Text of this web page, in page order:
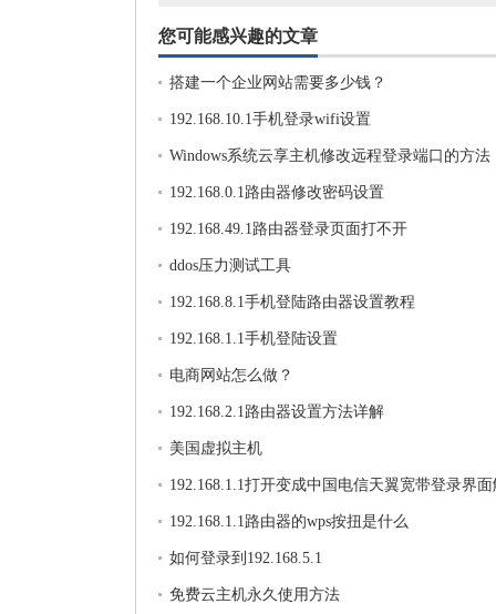
您可能感兴趣的文章
搭建一个企业网站需要多少钱？
192.168.10.1手机登录wifi设置
Windows系统云享主机修改远程登录端口的方法
192.168.0.1路由器修改密码设置
192.168.49.1路由器登录页面打不开
ddos压力测试工具
192.168.8.1手机登陆路由器设置教程
192.168.1.1手机登陆设置
电商网站怎么做？
192.168.2.1路由器设置方法详解
美国虚拟主机
192.168.1.1打开变成中国电信天翼宽带登录界
法
192.168.1.1路由器的wps按扭是什么
如何登录到192.168.5.1
免费云主机永久使用方法